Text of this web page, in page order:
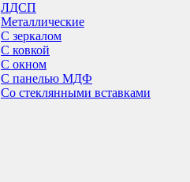
ЛДСП
Металлические
С зеркалом
С ковкой
С окном
С панелью МДФ
Со стеклянными вставками